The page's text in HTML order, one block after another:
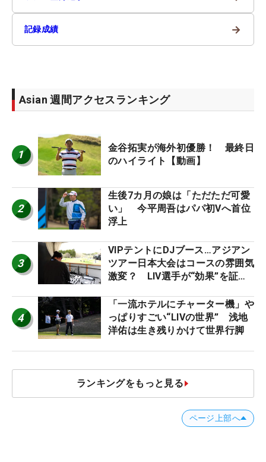
記録成績 →
Asian 週間アクセスランキング
1
金谷拓実が海外初優勝！ 最終日
のハイライト【動画】
2
生後7カ月の娘は「ただただ可愛
い」 今平周吾はパパ初Vへ首位
浮上
3
VIPテントにDJブース…アジアン
ツアー日本大会はコースの雰囲気
激変？ LIV選手が“効果”を証言
4
「一流ホテルにチャーター機」や
っぱりすごい“LIVの世界” 浅地
洋佑は生き残りかけて世界行脚
ランキングをもっと見る
ページ上部へ